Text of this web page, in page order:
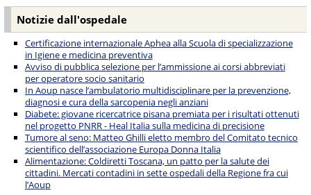
Notizie dall'ospedale
Certificazione internazionale Aphea alla Scuola di specializzazione
in Igiene e medicina preventiva
Avviso di pubblica selezione per l’ammissione ai corsi abbreviati
per operatore socio sanitario
In Aoup nasce l’ambulatorio multidisciplinare per la prevenzione,
diagnosi e cura della sarcopenia negli anziani
Diabete: giovane ricercatrice pisana premiata per i risultati ottenuti
nel progetto PNRR - Heal Italia sulla medicina di precisione
Tumore al seno: Matteo Ghilli eletto membro del Comitato tecnico
scientifico dell’associazione Europa Donna Italia
Alimentazione: Coldiretti Toscana, un patto per la salute dei
cittadini. Mercati contadini in sette ospedali della Regione fra cui
l’Aoup